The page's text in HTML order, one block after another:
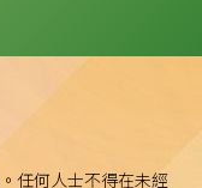
任何人士不得在未經